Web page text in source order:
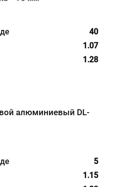
40
1.07
1.28
алюминиевый DL-
5
1.15